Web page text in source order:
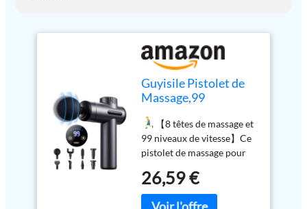
pistolet de massage est
doté d'un écran tactile LCD
affichant la vitesse et le
niveau de puissance. Il
d'arrêt automatique après
10 minutes et d'une
minuterie intelligente avec
protection contre les
surtensions.
de massage puissant】Ce
Guyisile Pistolet de
Massage,99
Massage,l'Écran LCD
【8 têtes de massage et
99 niveaux de vitesse】Ce
pistolet de massage pour
de 8 têtes de massage
différentes et de 99
26,59 €